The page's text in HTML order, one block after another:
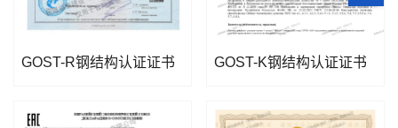
GOST-R钢结构认证证书 GOST-K钢结构认证证书